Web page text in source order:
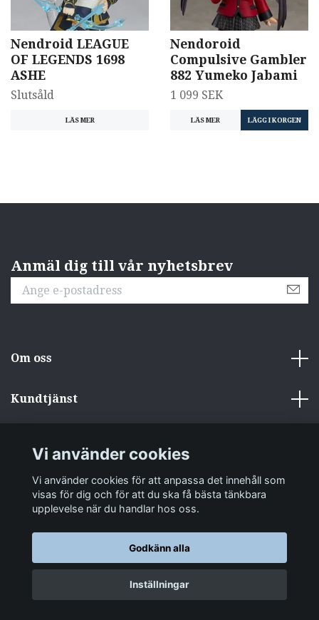
Nendroid LEAGUE
OF LEGENDS 1698
ASHE
Slutsåld
LÄS MER
Nendoroid
Compulsive Gambler
882 Yumeko Jabami
1 099 SEK
LÄS MER
Anmäl dig till vår nyhetsbrev
Om oss
Kundtjänst
Sociala medier
© 2026 zakkastore.se
Vi använder cookies
Vi använder cookies för att anpassa det innehåll som
visas för dig och för att du ska få bästa tänkbara
upplevelse när du handlar hos oss.
Godkänn alla
Inställningar